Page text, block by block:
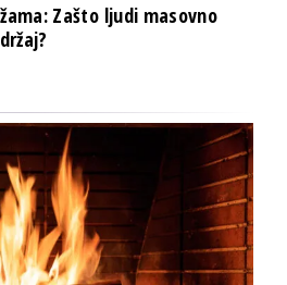
Zašto ljudi masovno